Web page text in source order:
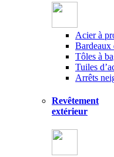
Acier à
Bardeaux
Tôles à
Tuiles
Arrêts
Revêtement
extérieur